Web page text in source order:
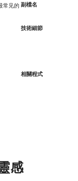
常见的 副檔名
技術細節
相關程式
感